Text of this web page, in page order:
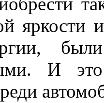
яркости
И